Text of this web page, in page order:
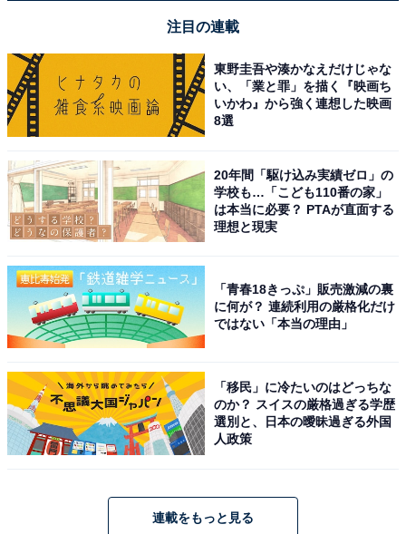
山里のいおり 草円（画像：「山里のいおり 草円」公式Webサイトより）
「山里のいおり 草円」は、江戸時代から続く築160年の
古民家を移築・再生した、奥飛騨の風情あふれる宿で
す。自家源泉から引く豊かな湯を、露天風呂の「森の
湯」や貸切風呂などで楽しめます。夕食は囲炉裏を囲
かまどで炊き上げたご飯などを心ゆくまで堪能できま
注目の連載
東野圭吾や湊かなえだけじゃな
い、「業と罪」を描く『映画ち
いかわ』から強く連想した映画
8選
20年間「駆け込み実績ゼロ」の
学校も…「こども110番の家」
は本当に必要？ PTAが直面する
理想と現実
「青春18きっぷ」販売激減の裏
に何が？ 連続利用の厳格化だけ
ではない「本当の理由」
「移民」に冷たいのはどっちな
のか？ スイスの厳格過ぎる学歴
選別と、日本の曖昧過ぎる外国
人政策
連載をもっと見る